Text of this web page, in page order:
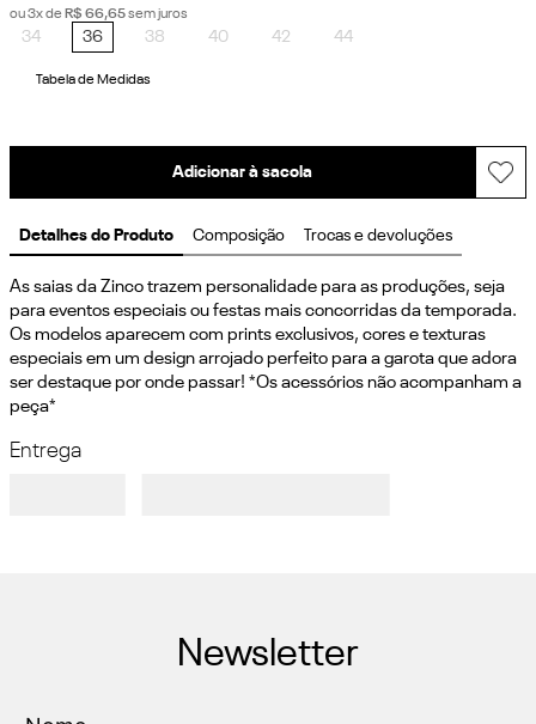
ou3x de R$ 66,65sem juros
34 36 38 40 42 44
Tabela de Medidas
Adicionar à sacola
Detalhes do Produto Composição Trocas e devoluções
As saias da Zinco trazem personalidade para as produções, seja
para eventos especiais ou festas mais concorridas da temporada.
Os modelos aparecem com prints exclusivos, cores e texturas
especiais em um design arrojado perfeito para a garota que adora
ser destaque por onde passar! *Os acessórios não acompanham a
peça*
Entrega
Newsletter